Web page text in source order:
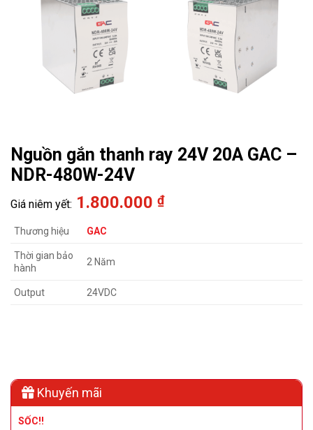
Nguồn gắn thanh ray 24V 20A GAC –
NDR-480W-24V
1.800.000 ₫
Thương hiệu GAC
Thời gian bảo
hành
2 Năm
Output 24VDC
Khuyến mãi
SỐC!!